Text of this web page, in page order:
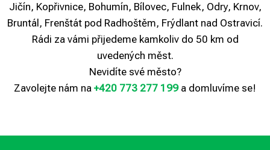
Jičín, Kopřivnice, Bohumín, Bílovec, Fulnek, Odry, Krnov,
Bruntál, Frenštát pod Radhoštěm, Frýdlant nad Ostravicí.
Rádi za vámi přijedeme kamkoliv do 50 km od
uvedených měst.
Nevidíte své město?
Zavolejte nám na +420 773 277 199a domluvíme se!